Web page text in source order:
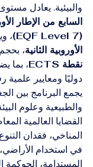
والبيئية. يعادل
السابع من الإطار
(EQF Level 7)
،
الأوروبية الثانية،
نقطة ECTS
، بما
دوليًا ومعايير علمية
يجمع البرنامج بين
والطبيعية وعلوم
القضايا العالمية
المناخي، فقدان
في استخدام
المستدامة، الحوكمة